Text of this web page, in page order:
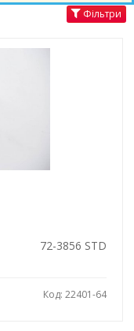
Фільтри
72-3856 STD
Код: 22401-64